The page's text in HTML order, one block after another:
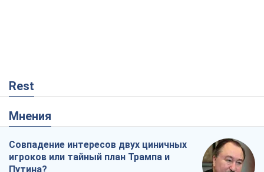
Rest
Мнения
Совпадение интересов двух циничных
игроков или тайный план Трампа и
Путина?